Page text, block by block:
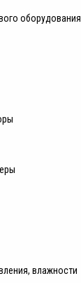
оборудования
влажности